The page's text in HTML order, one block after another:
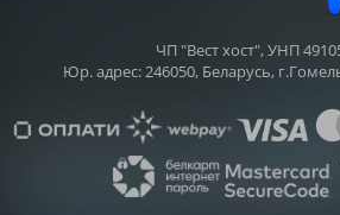
ЧП "Вест хост", УНП
Юр. адрес: 246050, Беларусь,